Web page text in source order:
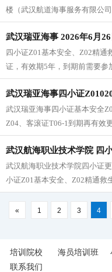
楼（武汉航道海事服务有限公
whfy6688报名条件：船员证书
失效1年之内均可以报名2.学校
四小证Z01基本安全、Z02精通
证，有效期5年，到期前需要参
书。四小证更新报名联系电话
武汉瑞亚海事四小证基本安全
Z04、客滚证T06-1到期再有效
7175 7171（同微信）
武汉航海职业技术学院四小证
小证Z01基本安全、Z02精通救
证，有效期5年，到期前需要
« 1 2 3 4
培训院校 海员培训班
联系我们